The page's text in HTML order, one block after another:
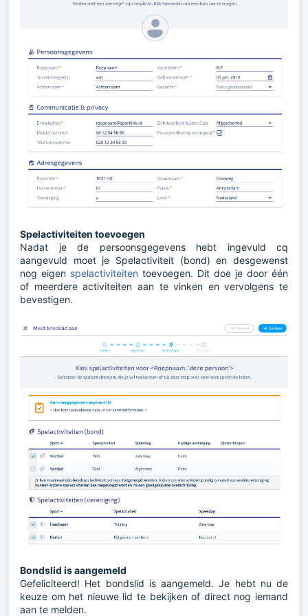
Spelactiviteiten toevoegen
Nadat je de persoonsgegevens hebt ingevuld cq
aangevuld moet je Spelactiviteit (bond) en desgewenst
nog eigen spelactiviteiten toevoegen. Dit doe je door één
of meerdere activiteiten aan te vinken en vervolgens te
bevestigen.
Bondslid is aangemeld
Gefeliciteerd! Het bondslid is aangemeld. Je hebt nu de
keuze om het nieuwe lid te bekijken of direct nog iemand
aan te melden.